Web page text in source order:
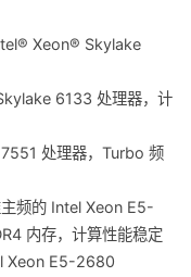
Xeon® Skylake
6133 处理器，计
处理器，Turbo 频
频的 Intel Xeon E5-
内存，计算性能稳定
Xeon E5-2680